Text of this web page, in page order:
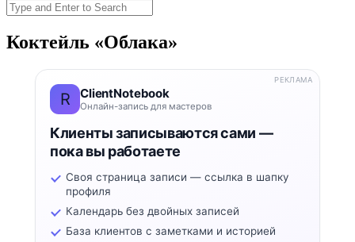
Коктейль «Облака»
R ClientNotebook
Онлайн-запись для мастеров
Клиенты записываются сами —
пока вы работаете
Своя страница записи — ссылка в шапку
профиля
Календарь без двойных записей
База клиентов с заметками и историей
РЕКЛАМА